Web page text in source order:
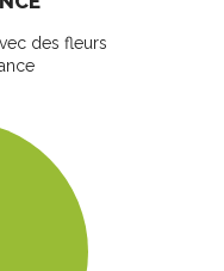
des fleurs